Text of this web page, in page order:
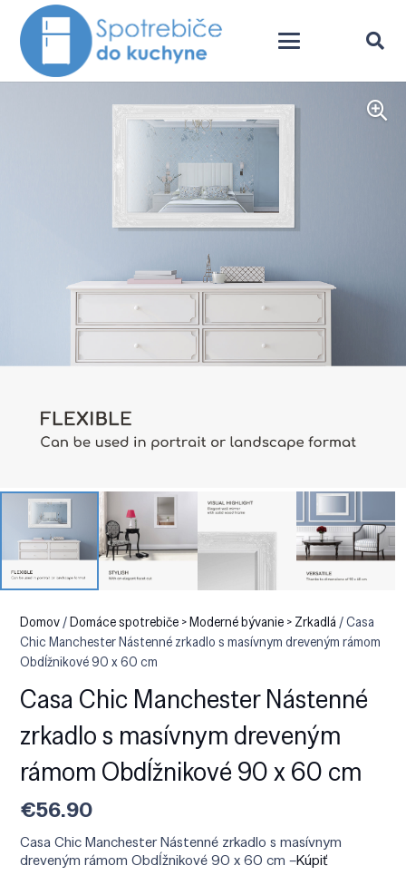
Domov/Domáce spotrebiče > Moderné bývanie > Zrkadlá / Casa
Chic Manchester Nástenné zrkadlo s masívnym dreveným rámom
Obdĺžnikové 90 x 60 cm
Casa Chic Manchester Nástenné
zrkadlo s masívnym dreveným
rámom Obdĺžnikové 90 x 60 cm
€56.90
Casa Chic Manchester Nástenné zrkadlo s masívnym
dreveným rámom Obdĺžnikové 90 x 60 cm –Kúpiť